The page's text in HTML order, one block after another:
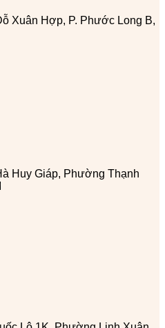
Xuân Hợp, P. Phước Long B,
Huy Giáp, Phường Thạnh